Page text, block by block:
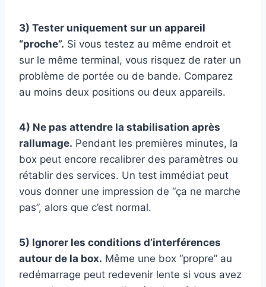
3) Tester uniquement sur un appareil
“proche”. Si vous testez au même endroit et
sur le même terminal, vous risquez de rater un
problème de portée ou de bande. Comparez
au moins deux positions ou deux appareils.
4) Ne pas attendre la stabilisation après
rallumage. Pendant les premières minutes, la
box peut encore recalibrer des paramètres ou
rétablir des services. Un test immédiat peut
vous donner une impression de “ça ne marche
pas”, alors que c’est normal.
5) Ignorer les conditions d’interférences
autour de la box. Même une box “propre” au
redémarrage peut redevenir lente si vous avez